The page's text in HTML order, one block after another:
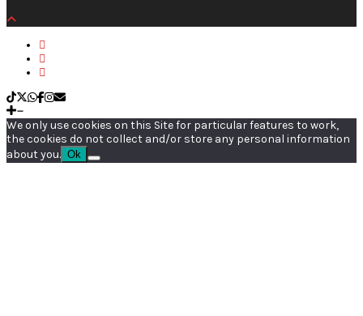
We only use cookies on this Site for particular features to work,
the cookies do not collect and/or store any personal information
about you. Ok